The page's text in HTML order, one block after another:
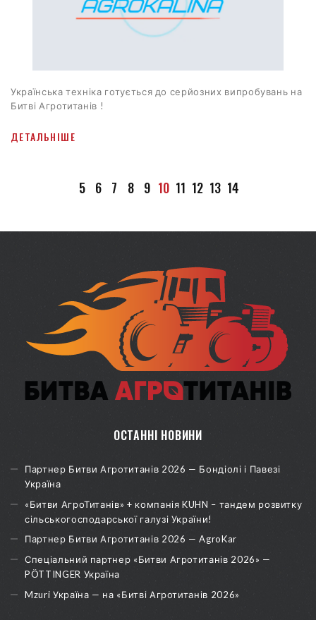
Українська техніка готується до серйозних випробувань на
Битві Агротитанів !
ДЕТАЛЬНІШЕ
5 6 7 8 9 10 11 12 13 14
ОСТАННІ НОВИНИ
Партнер Битви Агротитанів 2026 — Бондіолі і Павезі
Україна
«Битви АгроТитанів» + компанія KUHN – тандем розвитку
сільськогосподарської галузі України!
Партнер Битви Агротитанів 2026 — AgroKar
Спеціальний партнер «Битви Агротитанів 2026» —
PÖTTINGER Україна
Mzuri Україна — на «Битві Агротитанів 2026»